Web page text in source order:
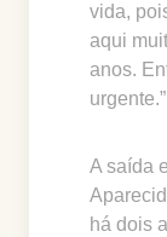
vida,
aqui
anos.
urgente.”
A saída
há dois